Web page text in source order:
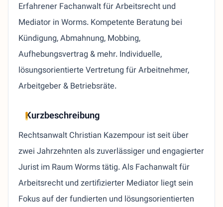
Erfahrener Fachanwalt für Arbeitsrecht und
Mediator in Worms. Kompetente Beratung bei
Kündigung, Abmahnung, Mobbing,
Aufhebungsvertrag & mehr. Individuelle,
lösungsorientierte Vertretung für Arbeitnehmer,
Arbeitgeber & Betriebsräte.
Kurzbeschreibung
Rechtsanwalt Christian Kazempour ist seit über
zwei Jahrzehnten als zuverlässiger und engagierter
Jurist im Raum Worms tätig. Als Fachanwalt für
Arbeitsrecht und zertifizierter Mediator liegt sein
Fokus auf der fundierten und lösungsorientierten